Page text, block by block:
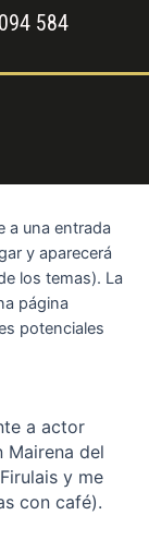
584
a una entrada
y aparecerá
los temas). La
página
potenciales
a actor
Mairena del
y me
con café).